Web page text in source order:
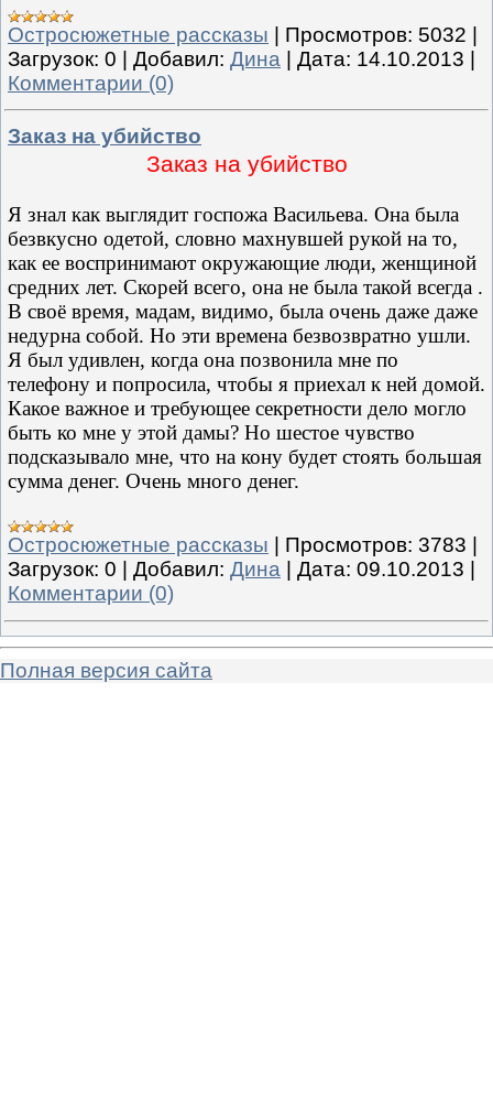
Остросюжетные рассказы | Просмотров: 5032 |
Загрузок: 0 | Добавил: Дина | Дата: 14.10.2013 |
Комментарии (0)
Заказ на убийство
Заказ на убийствo
Я знал как выглядит госпожа Васильева. Она была
безвкусно одетой, словно махнувшей рукой на то,
как ее воспринимают окружающие люди, женщиной
средних лет. Скорей всего, она не была такой всегда .
В своё время, мадам, видимо, была очень даже даже
недурна собой. Но эти времена безвозвратно ушли.
Я был удивлен, когда она позвонила мне по
телефону и попросила, чтобы я приехал к ней домой.
Какое важное и требующее секретности дело могло
быть ко мне у этой дамы? Но шестое чувство
подсказывало мне, что на кону будет стоять большая
сумма денег. Очень много денег.
Остросюжетные рассказы Просмотров: 3783
Загрузок: 0 Добавил: Дина Дата: 09.10.2013
Комментарии (0)
Полная версия сайта